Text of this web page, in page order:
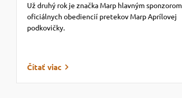
Už druhý rok je značka Marp hlavným sponzorom
oficiálnych obediencií pretekov Marp Aprílovej
podkovičky.
Čítať viac